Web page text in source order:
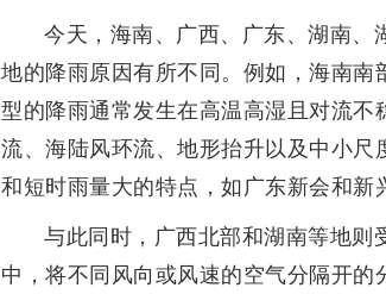
今天，海南、广西、广东、湖南
地的降雨原因有所不同。例如，海南
型的降雨通常发生在高温高湿且对流
流、海陆风环流、地形抬升以及中小
和短时雨量大的特点，如广东新会和新
与此同时，广西北部和湖南等地
中，将不同风向或风速的空气分隔开